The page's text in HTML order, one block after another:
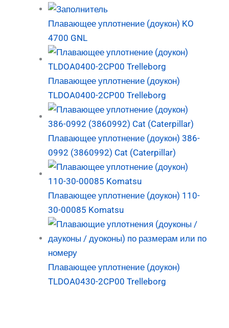
Плавающее уплотнение (доукон) KO
4700 GNL
Плавающее уплотнение (доукон)
TLDOA0400-2CP00 Trelleborg
Плавающее уплотнение (доукон) 386-
0992 (3860992) Cat (Caterpillar)
Плавающее уплотнение (доукон) 110-
30-00085 Komatsu
Плавающее уплотнение (доукон)
TLDOA0430-2CP00 Trelleborg